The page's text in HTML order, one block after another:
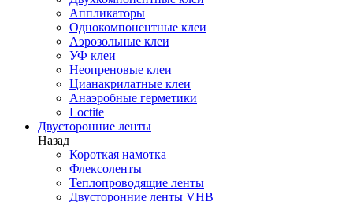
Аппликаторы
Однокомпонентные клеи
Аэрозольные клеи
УФ клеи
Неопреновые клеи
Цианакрилатные клеи
Анаэробные герметики
Loctite
Двусторонние ленты
Назад
Короткая намотка
Флексоленты
Теплопроводящие ленты
Двусторонние ленты VHB